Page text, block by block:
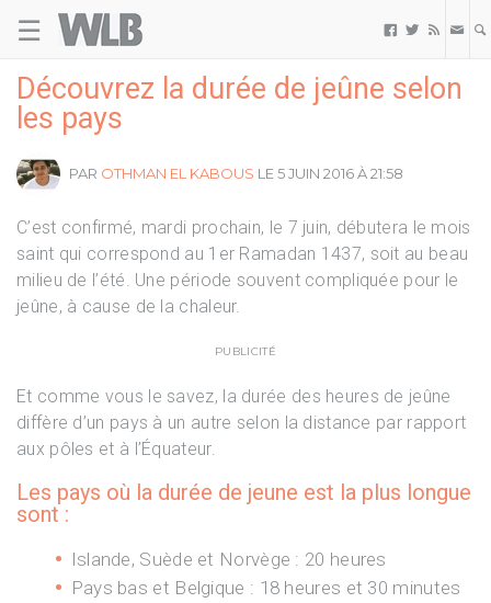
☰   
Découvrez la durée de jeûne selon
les pays
PAR OTHMAN EL KABOUS LE 5 JUIN 2016 À 21:58
C’est confirmé, mardi prochain, le 7 juin, débutera le mois
saint qui correspond au 1er Ramadan 1437, soit au beau
milieu de l’été. Une période souvent compliquée pour le
jeûne, à cause de la chaleur.
PUBLICITÉ
Et comme vous le savez, la durée des heures de jeûne
diffère d’un pays à un autre selon la distance par rapport
aux pôles et à l’Équateur.
Les pays où la durée de jeune est la plus longue
sont :
Islande, Suède et Norvège : 20 heures
Pays bas et Belgique : 18 heures et 30 minutes